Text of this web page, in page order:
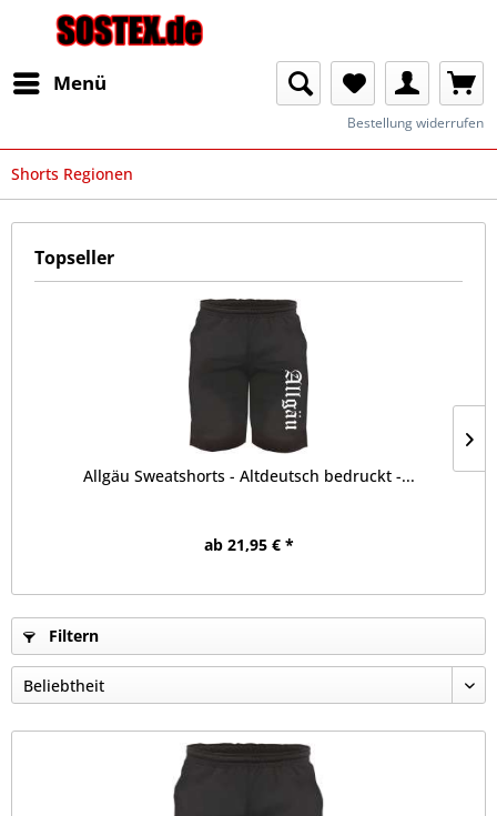
Menü
Bestellung widerrufen
Shorts Regionen
Topseller
Allgäu Sweatshorts - Altdeutsch bedruckt -...
ab 21,95 € *
Filtern